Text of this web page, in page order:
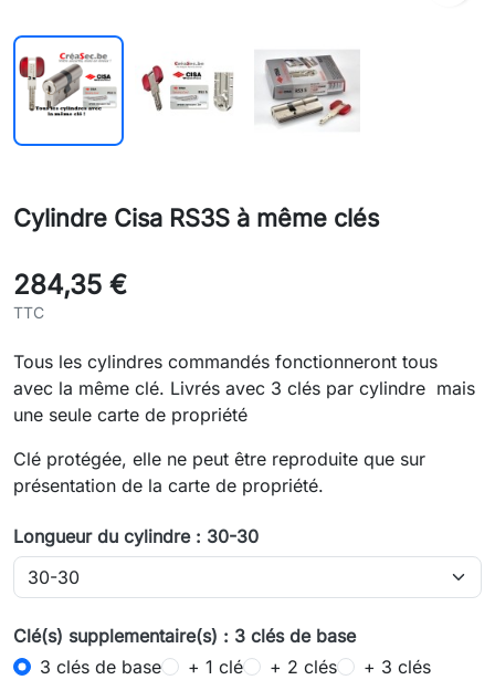
Cylindre Cisa RS3S à même clés
284,35 €
TTC
Tous les cylindres commandés fonctionneront tous
avec la même clé. Livrés avec 3 clés par cylindre mais
une seule carte de propriété
Clé protégée, elle ne peut être reproduite que sur
présentation de la carte de propriété.
Longueur du cylindre : 30-30
Clé(s) supplementaire(s) : 3 clés de base
3 clés de base
+ 1 clé + 2 clés
+ 3 clés